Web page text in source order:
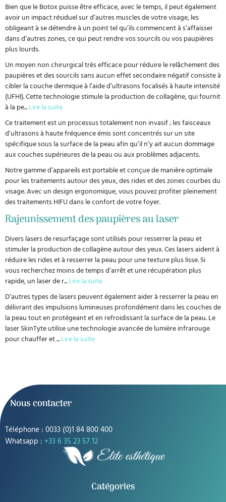
Bien que le Botox puisse être efficace, avec le temps, il peut également
avoir un impact résiduel sur d’autres muscles de votre visage, les
obligeant à se détendre à un point tel qu’ils commencent à s’affaisser
dans d’autres zones, ce qui peut rendre vos sourcils ou vos paupières
plus lourds.
Un moyen non chirurgical très efficace pour réduire le relâchement des
paupières et des sourcils sans aucun effet secondaire négatif consiste à
cibler la couche dermique à l’aide d’ultrasons focalisés à haute intensité
(UFHI). Cette technologie stimule la production de collagène, qui fournit
à la pe...Lire la suite
Ce traitement est un processus totalement non invasif ; les faisceaux
d’ultrasons à haute fréquence émis sont concentrés sur un site
spécifique sous la surface de la peau afin qu’il n’y ait aucun dommage
aux couches supérieures de la peau ou aux problèmes adjacents.
Notre gamme d’appareils est portable et conçue de manière optimale
pour les traitements autour des yeux, des rides et des zones courbes du
visage. Avec un design ergonomique, vous pouvez profiter pleinement
des traitements HIFU dans le confort de votre foyer.
Rajeunissement des paupières au laser
Divers lasers de resurfaçage sont utilisés pour resserrer la peau et
stimuler la production de collagène autour des yeux. Ces lasers aident à
réduire les rides et à resserrer la peau pour une texture plus lisse. Si
vous recherchez moins de temps d’arrêt et une récupération plus
rapide, un laser de r...Lire la suite
D’autres types de lasers peuvent également aider à resserrer la peau en
délivrant des impulsions lumineuses profondément dans les couches de
la peau tout en protégeant et en refroidissant la surface de la peau. Le
laser SkinTyte utilise une technologie avancée de lumière infrarouge
pour chauffer et...Lire la suite
Nous contacter
Téléphone : 0033 (0)1 84 800 400
Whatsapp : +33 6 35 23 57 12
Catégories